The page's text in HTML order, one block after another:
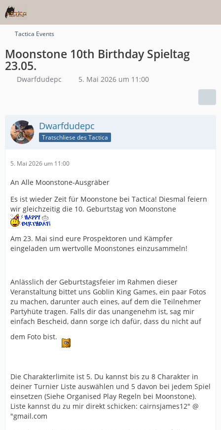
Tactica Events
Moonstone 10th Birthday Spieltag
23.05.
Dwarfdudepc 5. Mai 2026 um 11:00
Dwarfdudepc
Tratschliese des Tactica
5. Mai 2026 um 11:00
An Alle Moonstone-Ausgräber
Es ist wieder Zeit für Moonstone bei Tactica! Diesmal feiern
wir gleichzeitig die 10. Geburtstag von Moonstone
Am 23. Mai sind eure Prospektoren und Kämpfer
eingeladen um wertvolle Moonstones einzusammeln!
Anlässlich der Geburtstagsfeier im Rahmen dieser
Veranstaltung bittet uns Goblin King Games, ein paar Fotos
zu machen, darunter auch eines, auf dem die Teilnehmer
Partyhüte tragen. Falls dir das unangenehm ist, sag mir
einfach Bescheid, dann sorge ich dafür, dass du nicht auf
dem Foto bist.
Die Charakterlimite ist 5. Du kannst bis zu 8 Charakter in
deiner Turnier Liste auswählen und 5 davon bei jedem Spiel
einsetzen (Siehe Organised Play Regeln bei Moonstone).
Liste kannst du zu mir direkt schicken: cairnsjames12" @
"gmail.com